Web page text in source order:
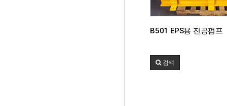
B501 EPS용 진공펌프
검색